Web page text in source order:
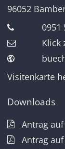
96052
0951
Klick
Visitenkarte
Downloads
Antrag auf
Antrag auf